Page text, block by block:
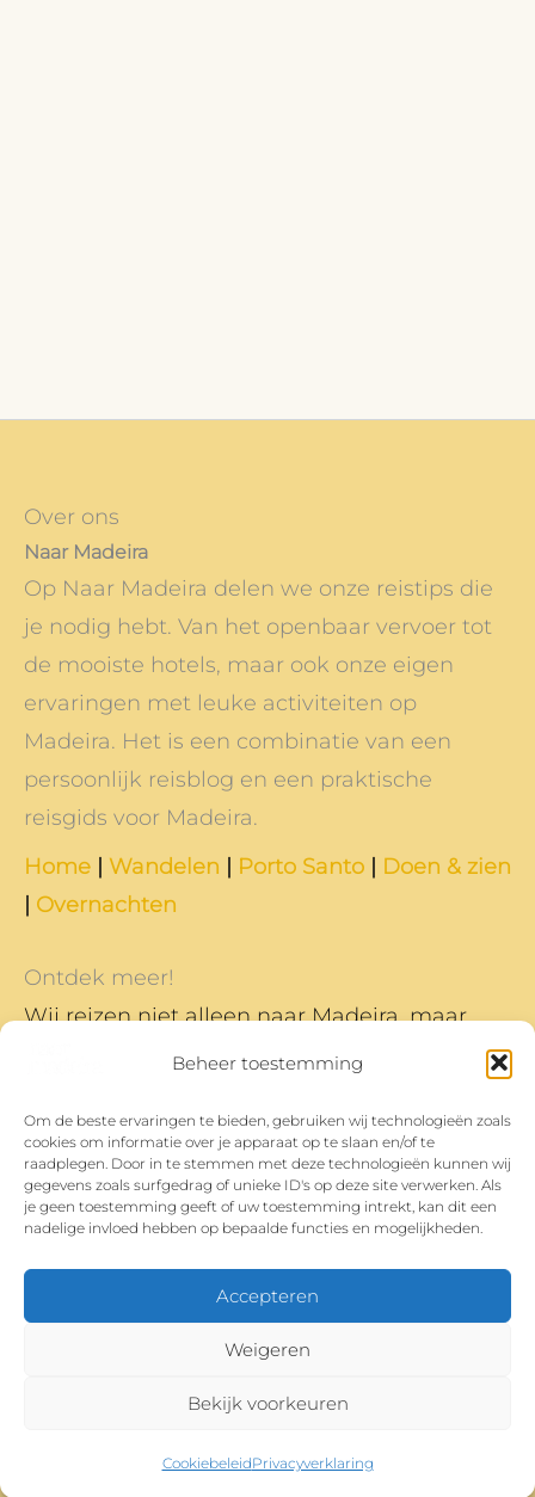
Beheer toestemming
Om de beste ervaringen te bieden, gebruiken wij technologieën zoals
cookies om informatie over je apparaat op te slaan en/of te
raadplegen. Door in te stemmen met deze technologieën kunnen wij
gegevens zoals surfgedrag of unieke ID's op deze site verwerken. Als
je geen toestemming geeft of uw toestemming intrekt, kan dit een
nadelige invloed hebben op bepaalde functies en mogelijkheden.
Accepteren
Weigeren
Bekijk voorkeuren
CookiebeleidPrivacyverklaring
Over ons
Naar Madeira
Op Naar Madeira delen we onze reistips die
je nodig hebt. Van het openbaar vervoer tot
de mooiste hotels, maar ook onze eigen
ervaringen met leuke activiteiten op
Madeira. Het is een combinatie van een
persoonlijk reisblog en een praktische
reisgids voor Madeira.
Home | Wandelen | Porto Santo | Doen & zien
| Overnachten
Ontdek meer!
Wij reizen niet alleen naar Madeira, maar
naar nog veel meer plekken en daar
Dit is ons reisblog
Heb je vragen, opmerkingen of tips? Je kan
ons bereiken ophoi@waarzijnze.nl
Copyright © 2026 Naar Madeira | Onderdeel van en